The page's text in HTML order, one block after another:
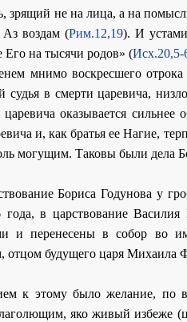
зрящий не на лица, а на
воздам (Рим.12,19). И
Его на тысячи родов» (Исх.20,5-
мнимо воскресшего
судья в смерти царевича,
царевича оказывается
и, как братья ее Нагие,
могущим. Таковы были дела
Бориса Годунова у
в царствование
и перенесены в собор во
отцом будущего царя Михаила
к этому было желание, по
яко живый избеже